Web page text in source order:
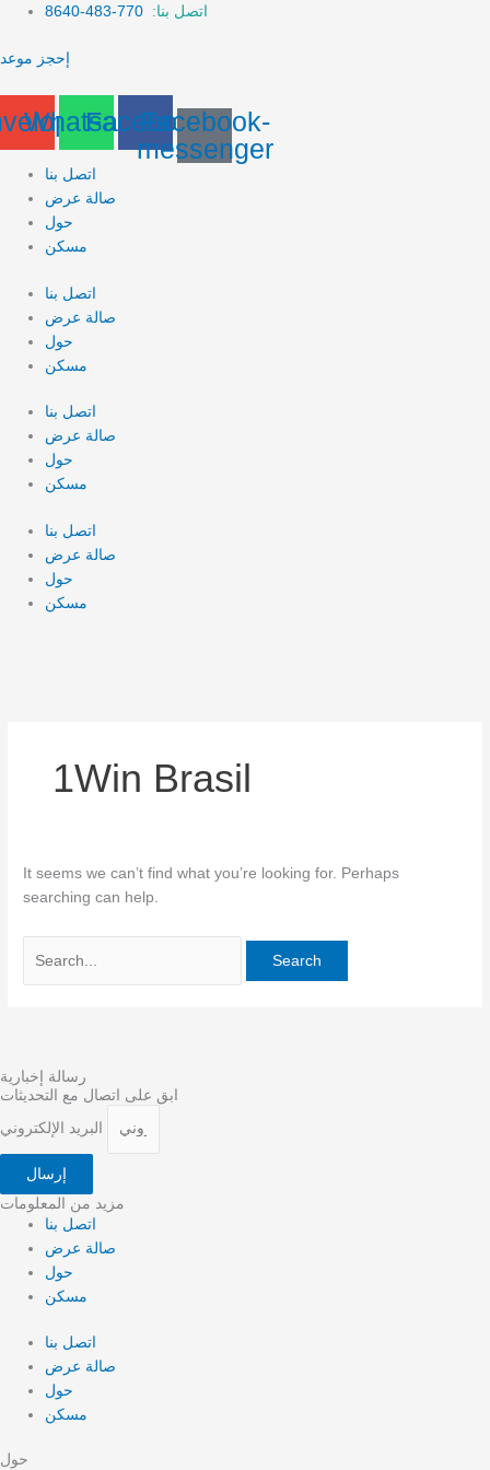
content
اتصل بنا:
إحجز موعد
Whatsapp
Facebook
Facebook-
messenger
اتصل بنا
صالة عرض
حول
مسكن
اتصل بنا
صالة عرض
حول
مسكن
اتصل بنا
صالة عرض
حول
مسكن
اتصل بنا
صالة عرض
حول
مسكن
1Win Brasil
It seems we can’t find what you’re looking for. Perhaps
searching can help.
Search
رسالة إخبارية
ابق على اتصال مع التحديثات
إرسال
مزيد من المعلومات
اتصل بنا
صالة عرض
حول
مسكن
اتصل بنا
صالة عرض
حول
مسكن
حول